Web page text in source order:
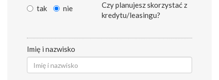
tak nie
Czy planujesz skorzystać z
kredytu/leasingu?
Imię i nazwisko